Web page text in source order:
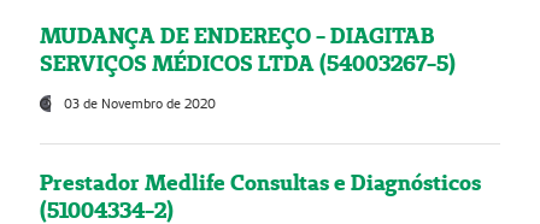
MUDANÇA DE ENDEREÇO - DIAGITAB
SERVIÇOS MÉDICOS LTDA (54003267-5)
03 de Novembro de 2020
Prestador Medlife Consultas e Diagnósticos
(51004334-2)